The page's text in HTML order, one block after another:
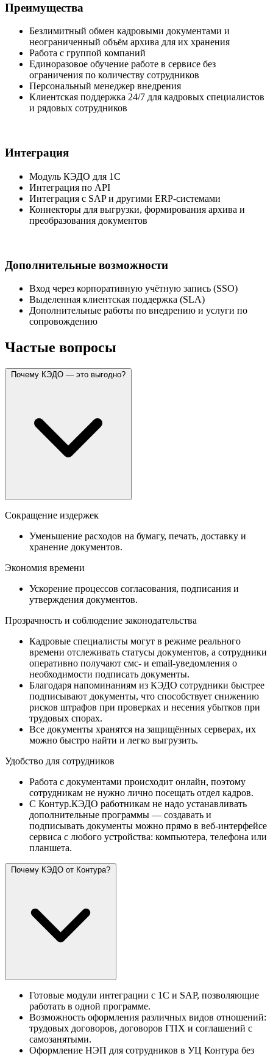
Преимущества
Безлимитный обмен кадровыми документами и
неограниченный объём архива для их хранения
Работа с группой компаний
Единоразовое обучение работе в сервисе без
ограничения по количеству сотрудников
Персональный менеджер внедрения
Клиентская поддержка 24/7 для кадровых специалистов
и рядовых сотрудников
Интеграция
Модуль КЭДО для 1С
Интеграция по API
Интеграция с SAP и другими ERP-системами
Коннекторы для выгрузки, формирования архива и
преобразования документов
Дополнительные возможности
Вход через корпоративную учётную запись (SSO)
Выделенная клиентская поддержка (SLA)
Дополнительные работы по внедрению и услуги по
сопровождению
Частые вопросы
Почему КЭДО — это выгодно?
Сокращение издержек
Уменьшение расходов на бумагу, печать, доставку и
хранение документов.
Экономия времени
Ускорение процессов согласования, подписания и
утверждения документов.
Прозрачность и соблюдение законодательства
Кадровые специалисты могут в режиме реального
времени отслеживать статусы документов, а сотрудники
оперативно получают смс- и email-уведомления о
необходимости подписать документы.
Благодаря напоминаниям из КЭДО сотрудники быстрее
подписывают документы, что способствует снижению
рисков штрафов при проверках и несения убытков при
трудовых спорах.
Все документы хранятся на защищённых серверах, их
можно быстро найти и легко выгрузить.
Удобство для сотрудников
Работа с документами происходит онлайн, поэтому
сотрудникам не нужно лично посещать отдел кадров.
С Контур.КЭДО работникам не надо устанавливать
дополнительные программы — создавать и
подписывать документы можно прямо в веб-интерфейсе
сервиса с любого устройства: компьютера, телефона или
планшета.
Почему КЭДО от Контура?
Готовые модули интеграции с 1С и SAP, позволяющие
работать в одной программе.
Возможность оформления различных видов отношений:
трудовых договоров, договоров ГПХ и соглашений с
самозанятыми.
Оформление НЭП для сотрудников в УЦ Контура без